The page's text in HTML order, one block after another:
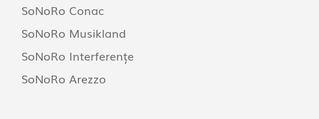
SoNoRo Conac
SoNoRo Musikland
SoNoRo Interferențe
SoNoRo Arezzo